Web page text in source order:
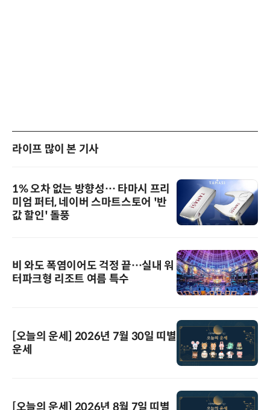
라이프 많이 본 기사
1% 오차 없는 방향성… 타마시 프리
미엄 퍼터, 네이버 스마트스토어 '반
값 할인' 돌풍
비 와도 폭염이어도 걱정 끝…실내 워
터파크형 리조트 여름 특수
[오늘의 운세] 2026년 7월 30일 띠별
운세
[오늘의 운세] 2026년 8월 7일 띠별